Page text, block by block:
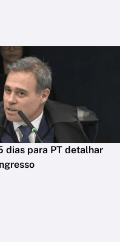
dias para PT detalhar